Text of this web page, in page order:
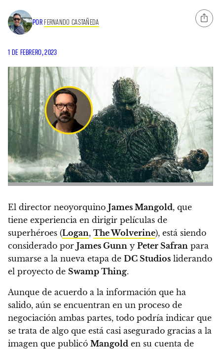
POR FERNANDO CASTAÑEDA
1 DE FEBRERO, 2023
El director neoyorquino James Mangold, que
tiene experiencia en dirigir películas de
superhéroes (Logan, The Wolverine), está siendo
considerado por James Gunn y Peter Safran para
sumarse a la nueva etapa de DC Studios liderando
el proyecto de Swamp Thing.
Aunque de acuerdo a la información que ha
salido, aún se encuentran en un proceso de
negociación ambas partes, todo podría indicar que
se trata de algo que está casi asegurado gracias a la
imagen que publicó Mangold en su cuenta de